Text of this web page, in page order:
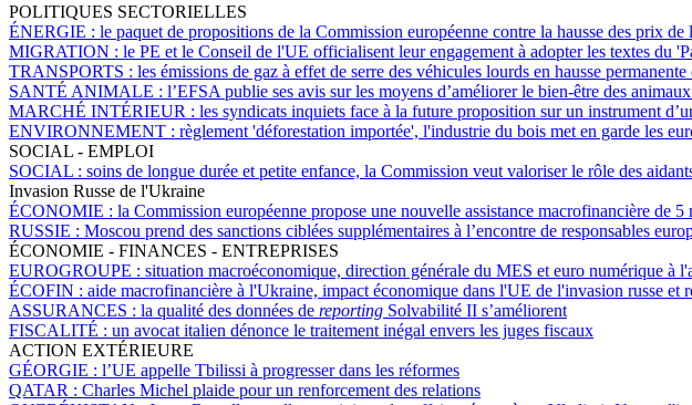
POLITIQUES SECTORIELLES
ÉNERGIE : le paquet de propositions de la Commission européenne contre la hausse des prix de
MIGRATION : le PE et le Conseil de l'UE officialisent leur engagement à adopter les textes du
TRANSPORTS : les émissions de gaz à effet de serre des véhicules lourds en hausse
SANTÉ ANIMALE : l’EFSA publie ses avis sur les moyens d’améliorer le bien-être des
MARCHÉ INTÉRIEUR : les syndicats inquiets face à la future proposition sur un instrument
ENVIRONNEMENT : règlement 'déforestation importée', l'industrie du bois met en garde les
SOCIAL - EMPLOI
SOCIAL : soins de longue durée et petite enfance, la Commission veut valoriser le rôle des
Invasion Russe de l'Ukraine
ÉCONOMIE : la Commission européenne propose une nouvelle assistance macrofinancière de
RUSSIE : Moscou prend des sanctions ciblées supplémentaires à l’encontre de responsables
ÉCONOMIE - FINANCES - ENTREPRISES
EUROGROUPE : situation macroéconomique, direction générale du MES et euro numérique à
ÉCOFIN : aide macrofinancière à l'Ukraine, impact économique dans l'UE de l'invasion russe et
ASSURANCES : la qualité des données de reporting Solvabilité II s’améliorent
FISCALITÉ : un avocat italien dénonce le traitement inégal envers les juges fiscaux
ACTION EXTÉRIEURE
GÉORGIE : l’UE appelle Tbilissi à progresser dans les réformes
QATAR : Charles Michel plaide pour un renforcement des relations